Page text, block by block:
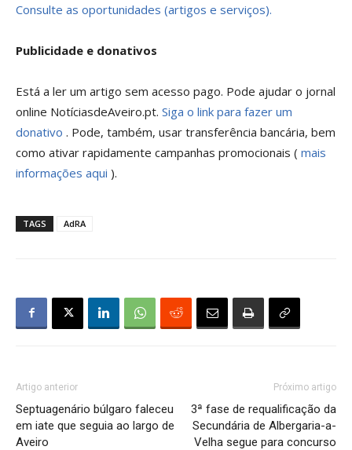
Consulte as oportunidades (artigos e serviços).
Publicidade e donativos
Está a ler um artigo sem acesso pago. Pode ajudar o jornal
online NotíciasdeAveiro.pt. Siga o link para fazer um
donativo . Pode, também, usar transferência bancária, bem
como ativar rapidamente campanhas promocionais ( mais
informações aqui ).
TAGS AdRA
Artigo anterior
Septuagenário búlgaro faleceu
em iate que seguia ao largo de
Aveiro
Próximo artigo
3ª fase de requalificação da
Secundária de Albergaria-a-
Velha segue para concurso